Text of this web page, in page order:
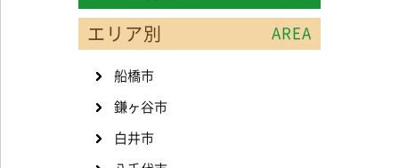
エリア別 AREA
船橋市
鎌ヶ谷市
白井市